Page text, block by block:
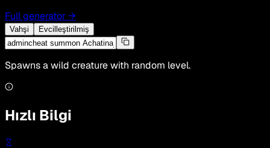
Full generator→
Vahşi Evcilleştirilmiş
Spawns a wild creature with random level.
Hızlı Bilgi